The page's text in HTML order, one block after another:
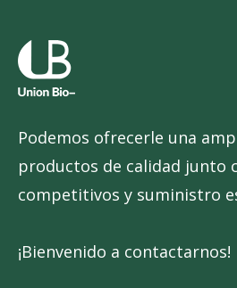
Podemos ofrecerle una
productos de calidad junto
competitivos y suministro
¡Bienvenido a contactarnos!